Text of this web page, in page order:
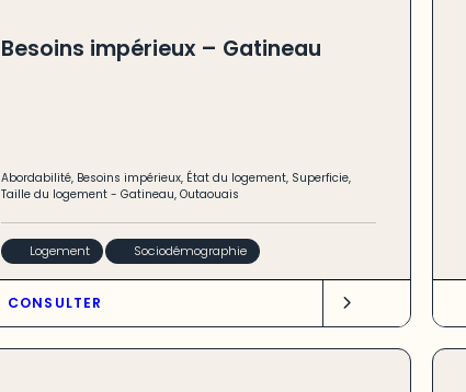
Besoins impérieux – Gatineau
Abordabilité, Besoins impérieux, État du logement, Superficie,
Taille du logement- Gatineau, Outaouais
Logement Sociodémographie
CONSULTER